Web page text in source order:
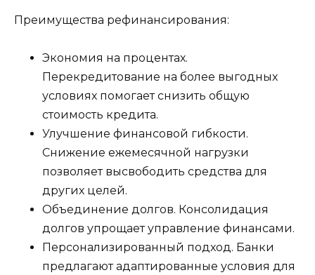
Преимущества рефинансирования:
Экономия на процентах.
Перекредитование на более выгодных
условиях помогает снизить общую
стоимость кредита.
Улучшение финансовой гибкости.
Снижение ежемесячной нагрузки
позволяет высвободить средства для
других целей.
Объединение долгов. Консолидация
долгов упрощает управление финансами.
Персонализированный подход. Банки
предлагают адаптированные условия для